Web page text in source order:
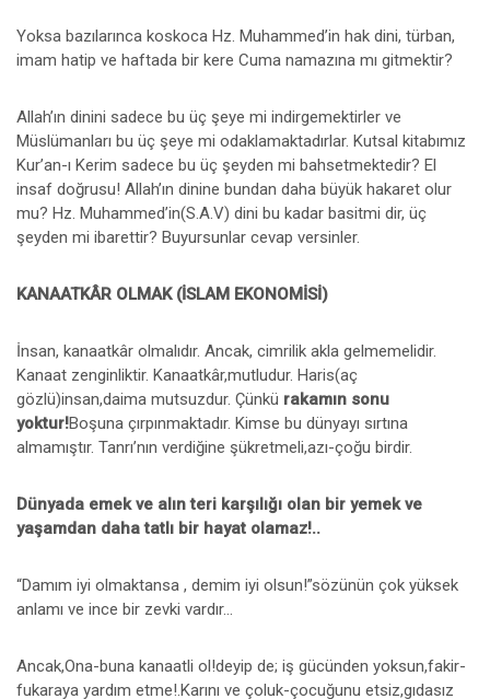
Yoksa bazılarınca koskoca Hz. Muhammed’in hak dini, türban,
imam hatip ve haftada bir kere Cuma namazına mı gitmektir?
Allah’ın dinini sadece bu üç şeye mi indirgemektirler ve
Müslümanları bu üç şeye mi odaklamaktadırlar. Kutsal kitabımız
Kur’an-ı Kerim sadece bu üç şeyden mi bahsetmektedir? El
insaf doğrusu! Allah’ın dinine bundan daha büyük hakaret olur
mu? Hz. Muhammed’in(S.A.V) dini bu kadar basitmi dir, üç
şeyden mi ibarettir? Buyursunlar cevap versinler.
KANAATKÂR OLMAK (İSLAM EKONOMİSİ)
İnsan, kanaatkâr olmalıdır. Ancak, cimrilik akla gelmemelidir.
Kanaat zenginliktir. Kanaatkâr,mutludur. Haris(aç
gözlü)insan,daima mutsuzdur. Çünkü rakamın sonu
yoktur!Boşuna çırpınmaktadır. Kimse bu dünyayı sırtına
almamıştır. Tanrı’nın verdiğine şükretmeli,azı-çoğu birdir.
Dünyada emek ve alın teri karşılığı olan bir yemek ve
yaşamdan daha tatlı bir hayat olamaz!..
“Damım iyi olmaktansa , demim iyi olsun!”sözünün çok yüksek
anlamı ve ince bir zevki vardır...
Ancak,Ona-buna kanaatli ol!deyip de; iş gücünden yoksun,fakir-
fukaraya yardım etme!.Karını ve çoluk-çocuğunu etsiz,gıdasız